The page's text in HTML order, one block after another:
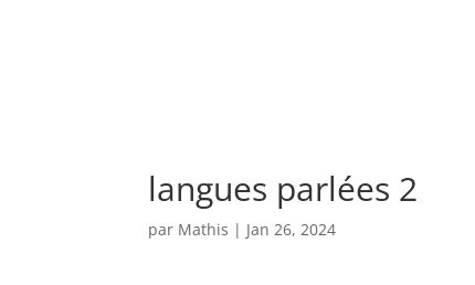
langues parlées 2
par Mathis | Jan 26, 2024